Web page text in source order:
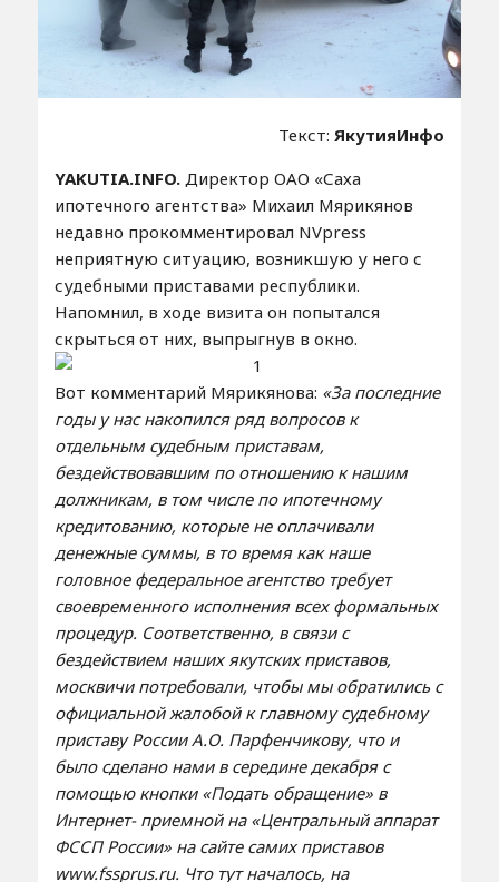
Текст:ЯкутияИнфо
YAKUTIA.INFO.Директор ОАО «Саха
ипотечного агентства» Михаил Мярикянов
недавно прокомментировал NVpress
неприятную ситуацию, возникшую у него с
судебными приставами республики.
Напомнил, в ходе визита он попытался
скрыться от них, выпрыгнув в окно.
Вот комментарий Мярикянова: «За последние
годы у нас накопился ряд вопросов к
отдельным судебным приставам,
бездействовавшим по отношению к нашим
должникам, в том числе по ипотечному
кредитованию, которые не оплачивали
денежные суммы, в то время как наше
головное федеральное агентство требует
своевременного исполнения всех формальных
процедур. Соответственно, в связи с
бездействием наших якутских приставов,
москвичи потребовали, чтобы мы обратились с
официальной жалобой к главному судебному
приставу России А.О. Парфенчикову, что и
было сделано нами в середине декабря с
помощью кнопки «Подать обращение» в
Интернет- приемной на «Центральный аппарат
ФССП России» на сайте самих приставов
www.fssprus.ru. Что тут началось, на